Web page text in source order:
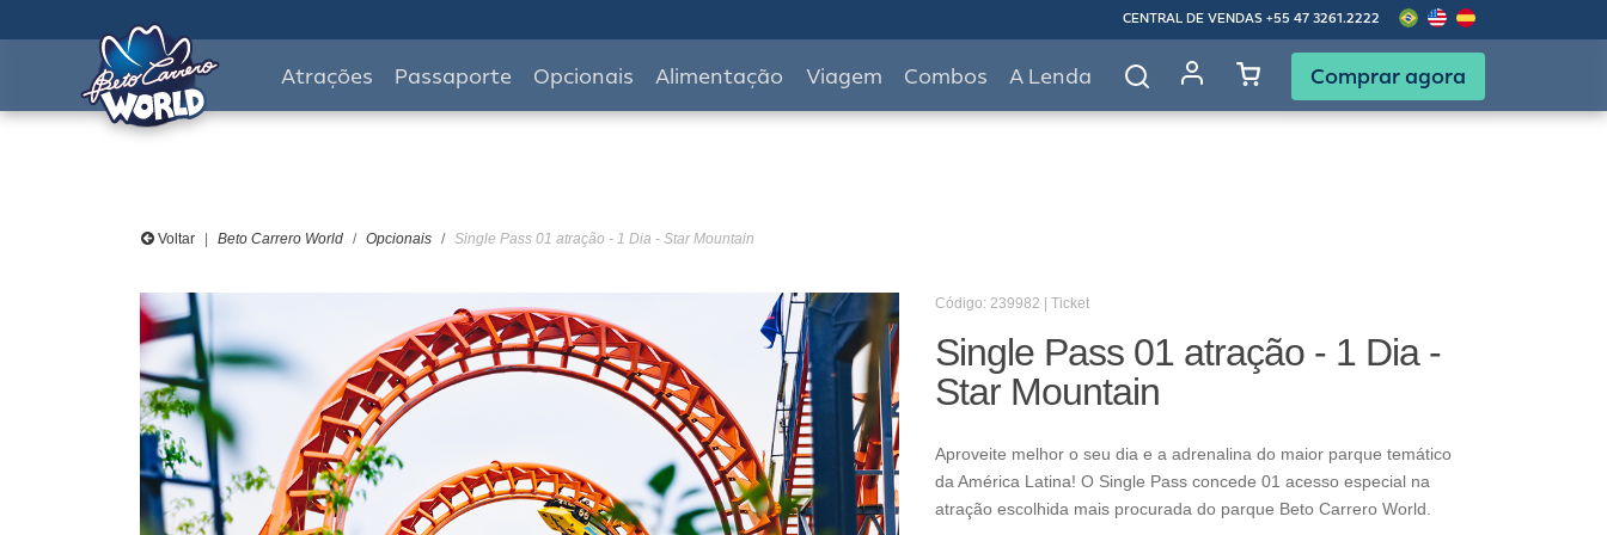
CENTRAL DE VENDAS +55 47 3261.2222
Atrações Passaporte Opcionais Alimentação Viagem Combos A Lenda Comprar agora
Voltar Beto Carrero World Opcionais Single Pass 01 atração - 1 Dia - Star Mountain
Código: 239982 | Ticket
Single Pass 01 atração - 1 Dia -
Star Mountain
Aproveite melhor o seu dia e a adrenalina do maior parque temático
da América Latina! O Single Pass concede 01 acesso especial na
atração escolhida mais procurada do parque Beto Carrero World.